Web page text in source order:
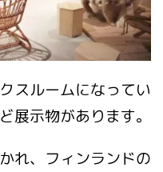
スルームになってい
展示物があります。
れ、フィンランドの